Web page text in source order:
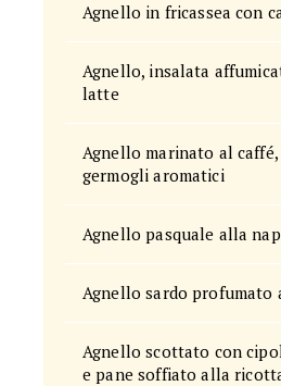
Agnello in fricassea con
Agnello, insalata
latte
Agnello marinato al caffé,
germogli aromatici
Agnello pasquale alla
Agnello sardo profumato
Agnello scottato con
e pane soffiato alla